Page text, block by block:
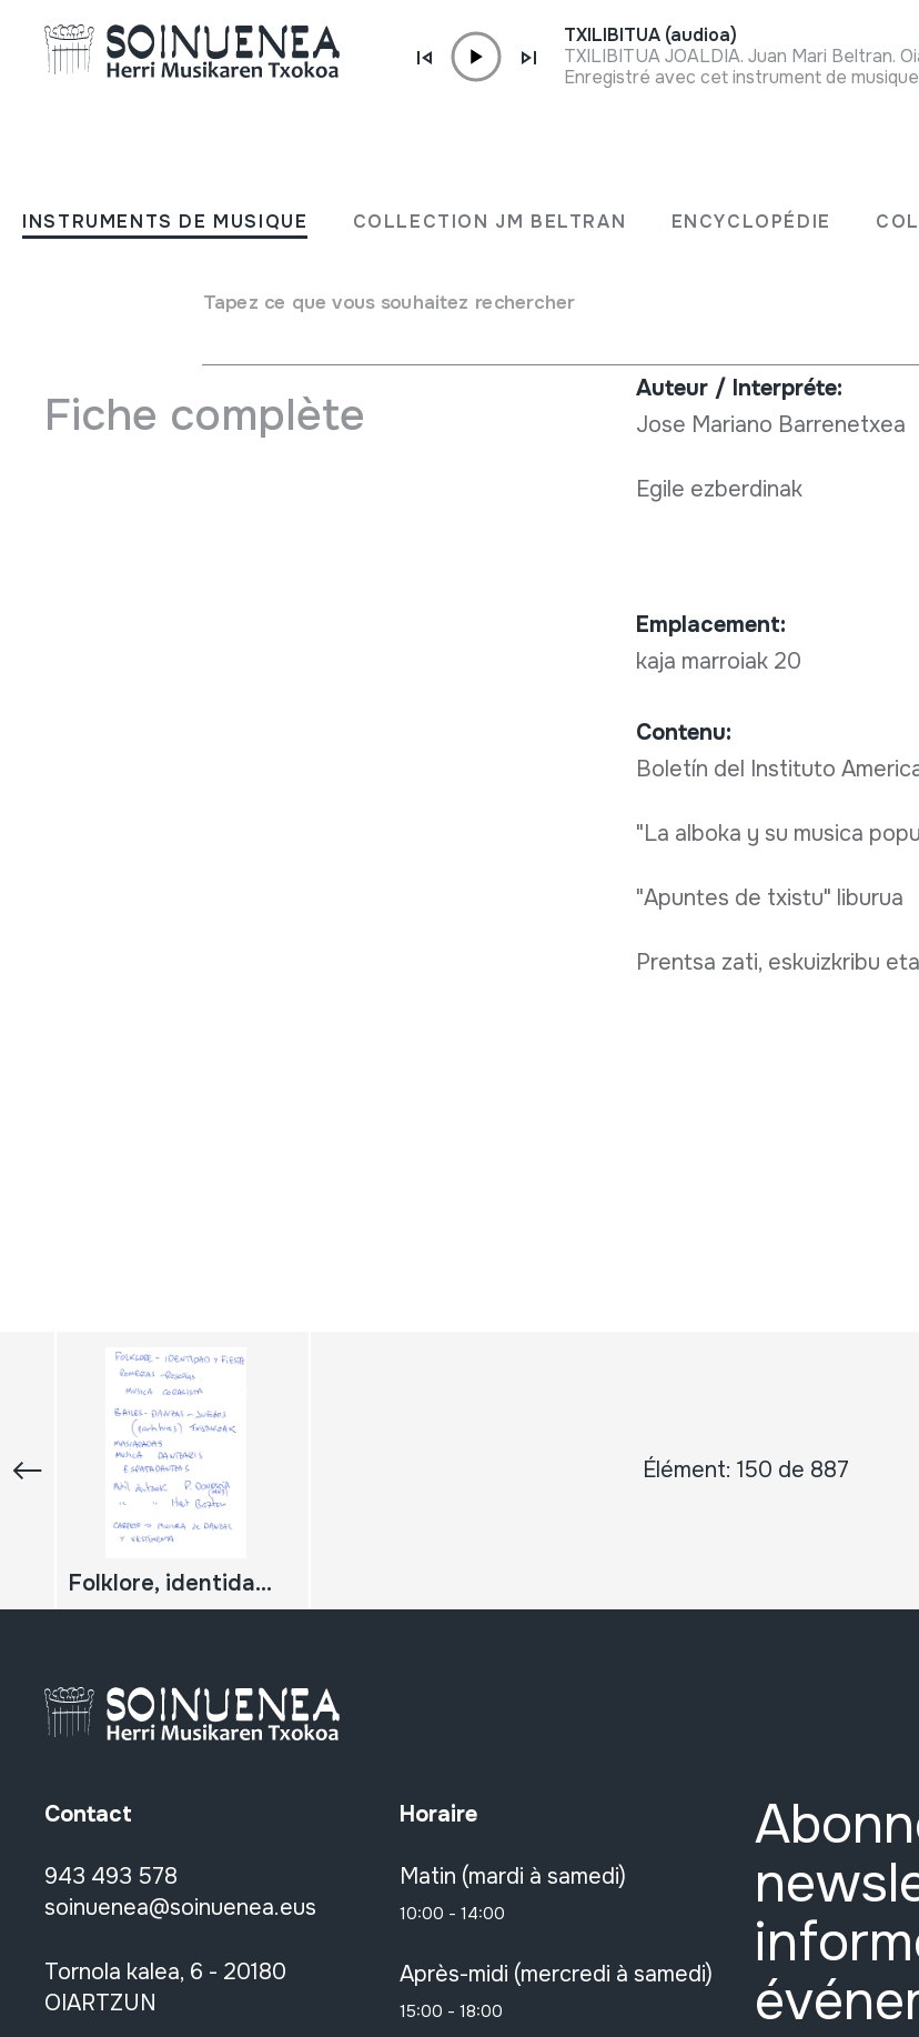
INSTRUMENTS DE MUSIQUE COLLECTION JM BELTRAN ENCYCLOPÉDIE
Tapez ce que vous souhaitez rechercher
TXILIBITUA (audioa)
TXILIBITUA JOALDIA. Juan Mari Beltran.
Enregistré avec cet instrument de
Kaja marroia 20
->EUSKAL HERRIA
Fiche complète
Besteak
Auteur / Interpréte:
Jose Mariano Barrenetxea
Egile ezberdinak
Emplacement:
kaja marroiak 20
Contenu:
Boletín del Instituto
"La alboka y su musica
"Apuntes de txistu" liburua
Prentsa zati, eskuizkribu
Élément: 150 de 887
Folklore, identidad y fiestas
Contact
943 493 578
soinuenea@soinuenea.eus
Tornola kalea, 6 - 20180
OIARTZUN
Horaire
Matin (mardi à samedi)
10:00 - 14:00
Après-midi (mercredi à samedi)
15:00 - 18:00